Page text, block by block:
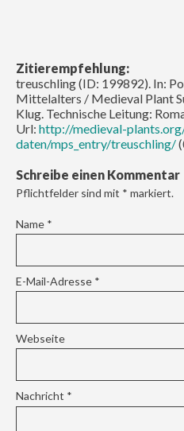
Zitierempfehlung:
treuschling (ID: 199892). In:
Mittelalters / Medieval Plant
Klug. Technische Leitung:
Url: http://medieval-
daten/mps_entry/treuschling/
Schreibe einen Kommentar
Pflichtfelder sind mit * markiert.
Name *
E-Mail-Adresse *
Webseite
Nachricht *